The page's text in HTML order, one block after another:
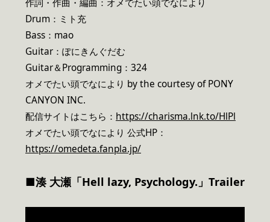
Drum：ミト充
Bass：mao
Guitar：ぽにきんぐだむ
Guitar＆Programming：324
オメでたい頭でなにより by the courtesy of PONY
CANYON INC.
配信サイトはこちら： https://charisma.lnk.to/HlPl
オメでたい頭でなにより 公式HP：
https://omedeta.fanpla.jp/
■湊 大瀬「Hell lazy, Psychology.」Trailer